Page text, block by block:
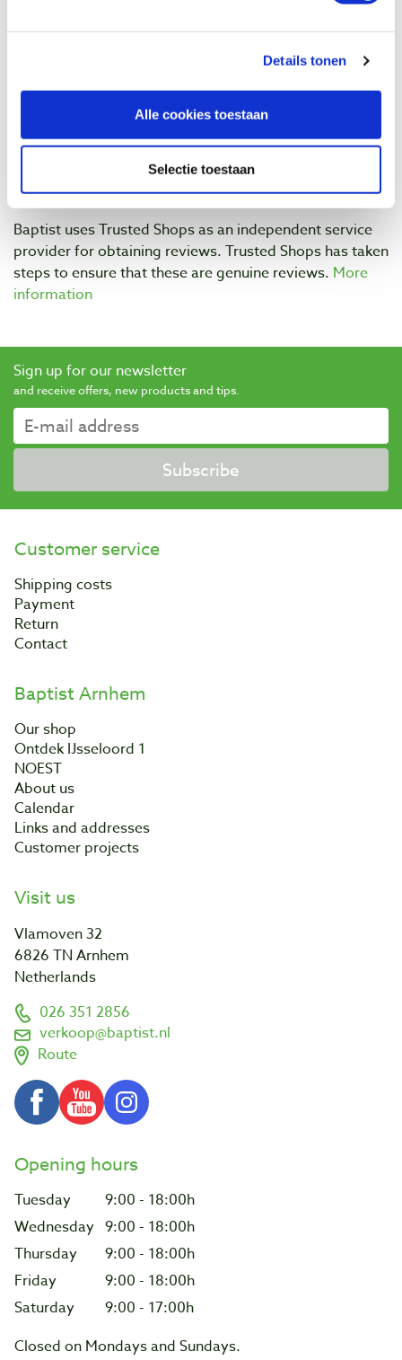
Details tonen
Alle cookies toestaan
Selectie toestaan
Baptist uses Trusted Shops as an independent service
provider for obtaining reviews. Trusted Shops has taken
steps to ensure that these are genuine reviews. More
information
Sign up for our newsletter
and receive offers, new products and tips.
Subscribe
Customer service
Shipping costs
Payment
Return
Contact
Baptist Arnhem
Our shop
Ontdek IJsseloord 1
NOEST
About us
Calendar
Links and addresses
Customer projects
Visit us
Vlamoven 32
6826 TN Arnhem
Netherlands
026 351 2856
verkoop@baptist.nl
Route
Opening hours
Tuesday
9:00 - 18:00h
Wednesday 9:00 - 18:00h
Thursday
9:00 - 18:00h
Friday
9:00 - 18:00h
Saturday
9:00 - 17:00h
Closed on Mondays and Sundays.